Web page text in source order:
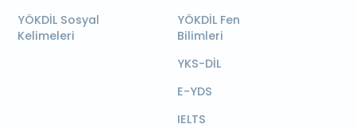
YÖKDİL Sosyal
Kelimeleri
YÖKDİL Fen
Bilimleri
YKS-DİL
E-YDS
IELTS